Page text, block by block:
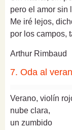
pero el amor sin
Me iré lejos,
por los campos,
Arthur Rimbaud
7. Oda al
Verano, violín
nube clara,
un zumbido